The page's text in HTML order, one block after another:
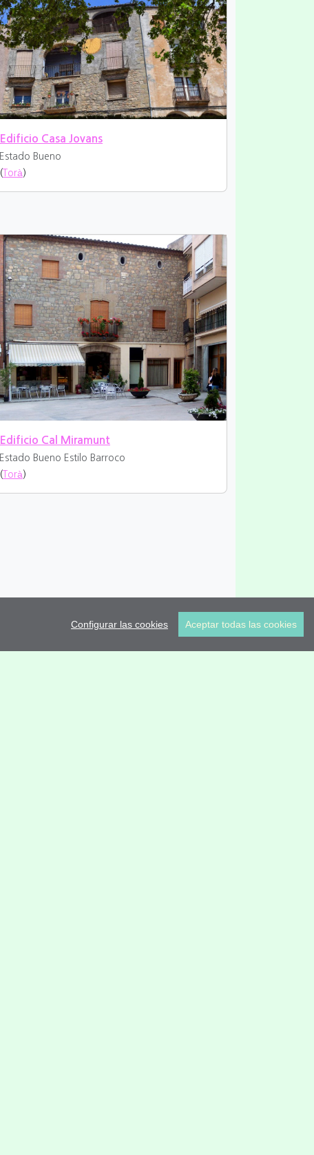
Configurar las cookies Aceptar todas las cookies
Edificio Casa Jovans
Estado Bueno
( Torà )
Edificio Cal Miramunt
Estado Bueno Estilo Barroco
( Torà )